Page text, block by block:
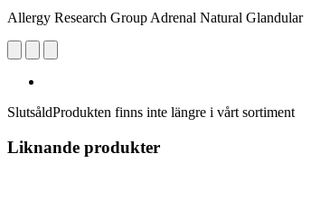
Allergy Research Group Adrenal Natural Glandular
SlutsåldProdukten finns inte längre i vårt sortiment
Liknande produkter